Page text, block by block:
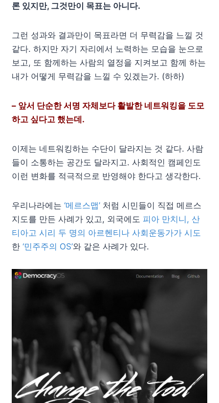
론 있지만, 그것만이 목표는 아니다.
그런 성과와 결과만이 목표라면 더 무력감을 느낄 것
같다. 하지만 자기 자리에서 노력하는 모습을 눈으로
보고, 또 함께하는 사람의 열정을 지켜보고 함께 하는
내가 어떻게 무력감을 느낄 수 있겠는가. (하하)
– 앞서 단순한 서명 자체보다 활발한 네트워킹을 도모
하고 싶다고 했는데.
이제는 네트워킹하는 수단이 달라지는 것 같다. 사람
들이 소통하는 공간도 달라지고. 사회적인 캠페인도
이런 변화를 적극적으로 반영해야 한다고 생각한다.
우리나라에는 ‘메르스맵’ 처럼 시민들이 직접 메르스
지도를 만든 사례가 있고, 외국에도 피아 만치니, 산
티아고 시리 두 명의 아르헨티나 사회운동가가 시도
한 ‘민주주의 OS’와 같은 사례가 있다.